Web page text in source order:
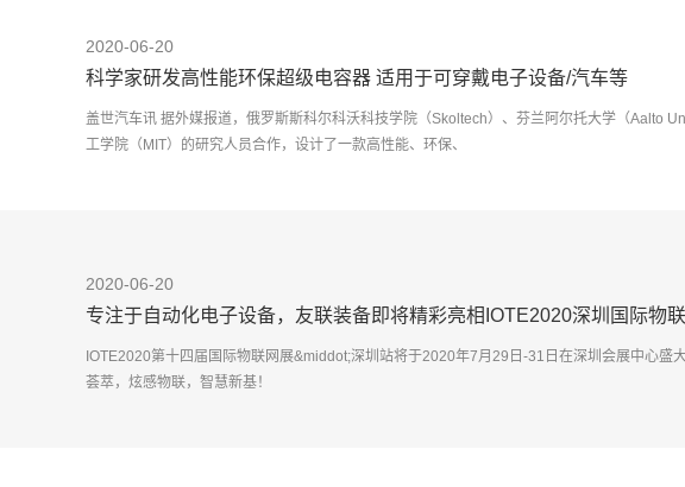
2020-06-20
科学家研发高性能环保超级电容器 适用于可穿戴电子设备/汽车等
盖世汽车讯 据外媒报道，俄罗斯斯科尔科沃科技学院（Skoltech）、芬兰阿尔托大学（Aalto
工学院（MIT）的研究人员合作，设计了一款高性能、环保、
2020-06-20
专注于自动化电子设备，友联装备即将精彩亮相IOTE2020深圳国际物
IOTE2020第十四届国际物联网展&middot;深圳站将于2020年7月29日-31日在深圳会展中心盛
荟萃，炫感物联，智慧新基！